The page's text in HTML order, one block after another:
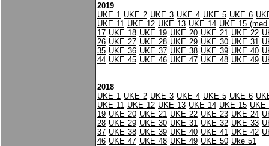
2019
UKE 1 UKE 2 UKE 3 UKE 4 UKE 5 UKE 6
UKE 11 UKE 12 UKE 13 UKE 14 UKE 15
17 UKE 18 UKE 19 UKE 20 UKE 21 UKE 22
26 UKE 27 UKE 28 UKE 29 UKE 30 UKE 31
35 UKE 36 UKE 37 UKE 38 UKE 39 UKE 40
44 UKE 45 UKE 46 UKE 47 UKE 48 UKE 49
2018
UKE 1 UKE 2 UKE 3 UKE 4 UKE 5 UKE 6
UKE 11 UKE 12 UKE 13 UKE 14 UKE 15 UKE
19 UKE 20 UKE 21 UKE 22 UKE 23 UKE 24
28 UKE 29 UKE 30 UKE 31 UKE 32 UKE 33
37 UKE 38 UKE 39 UKE 40 UKE 41 UKE 42
46 UKE 47 UKE 48 UKE 49 UKE 50 Uke 51